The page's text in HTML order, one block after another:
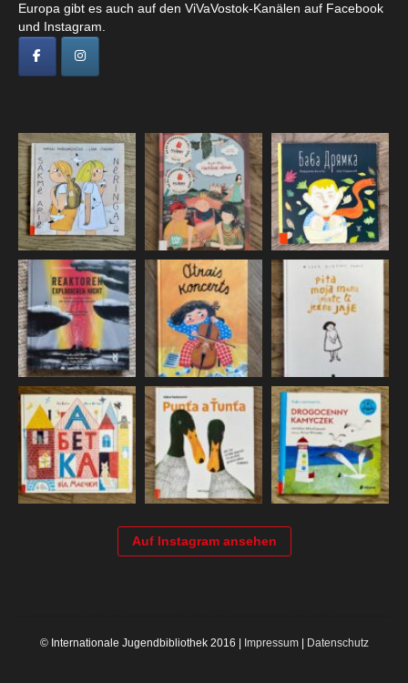
Europa gibt es auch auf den ViVaVostok-Kanälen auf Facebook
und Instagram.
Auf Instagram ansehen
© Internationale Jugendbibliothek 2016 | Impressum| Datenschutz